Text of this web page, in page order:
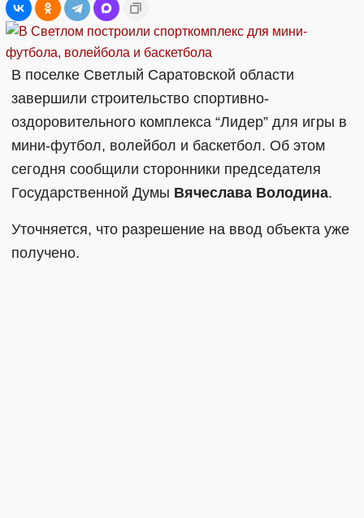
В поселке Светлый Саратовской области
завершили строительство спортивно-
оздоровительного комплекса “Лидер” для игры в
мини-футбол, волейбол и баскетбол. Об этом
сегодня сообщили сторонники председателя
Государственной Думы Вячеслава Володина.
Уточняется, что разрешение на ввод объекта уже
получено.